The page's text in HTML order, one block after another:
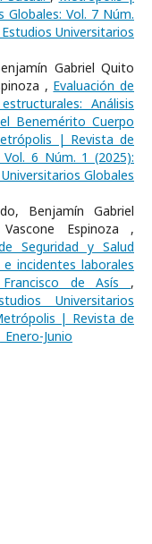
Globales: Vol. 7 Núm.
Universitarios
Gabriel Quito
, Evaluación de
Análisis
Benemérito Cuerpo
| Revista de
Vol. 6 Núm. 1 (2025):
Globales
Benjamín Gabriel
Espinoza ,
Seguridad y Salud
incidentes laborales
de Asís ,
Universitarios
| Revista de
Junio